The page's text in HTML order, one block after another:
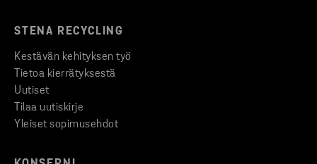
STENA RECYCLING
Kestävän kehityksen työ
Tietoa kierrätyksestä
Uutiset
Tilaa uutiskirje
Yleiset sopimusehdot